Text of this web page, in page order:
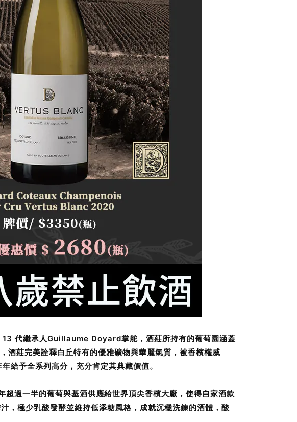
代繼承人Guillaume Doyard掌舵，酒莊所持有的葡萄園涵蓋
莊完美詮釋白丘特有的優雅礦物與華麗氣質，被香檳權威
予全系列高分，充分肯定其典藏價值。
過一半的葡萄與基酒供應給世界頂尖香檳大廠，使得自家酒款
極少乳酸發酵並維持低添糖風格，成就沉穩洗鍊的酒體，酸